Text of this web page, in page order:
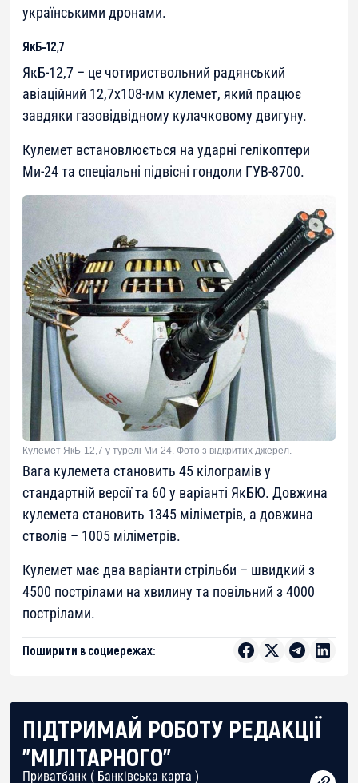
українськими дронами.
ЯкБ-12,7
ЯкБ-12,7 – це чотириствольний радянський
авіаційний 12,7х108-мм кулемет, який працює
завдяки газовідвідному кулачковому двигуну.
Кулемет встановлюється на ударні гелікоптери
Ми-24 та спеціальні підвісні гондоли ГУВ-8700.
Кулемет ЯкБ-12,7 у турелі Ми-24. Фото з відкритих джерел.
Вага кулемета становить 45 кілограмів у
стандартній версії та 60 у варіанті ЯкБЮ. Довжина
кулемета становить 1345 міліметрів, а довжина
стволів – 1005 міліметрів.
Кулемет має два варіанти стрільби – швидкий з
4500 пострілами на хвилину та повільний з 4000
пострілами.
Поширити в соцмережах:
ПІДТРИМАЙ РОБОТУ РЕДАКЦІЇ
"МІЛІТАРНОГО"
Приватбанк ( Банківська карта )